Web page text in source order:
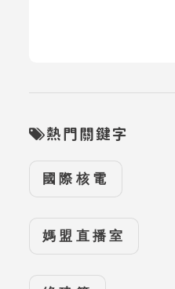
熱門關鍵字
國際核電
媽盟直播室